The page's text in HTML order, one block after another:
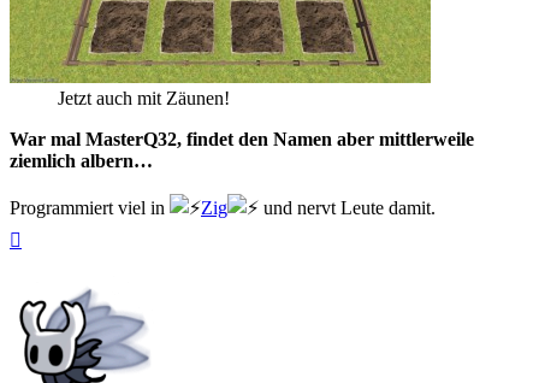
Jetzt auch mit Zäunen!
War mal MasterQ32, findet den Namen aber mittlerweile
ziemlich albern…
Programmiert viel in Zig
und nervt Leute damit.